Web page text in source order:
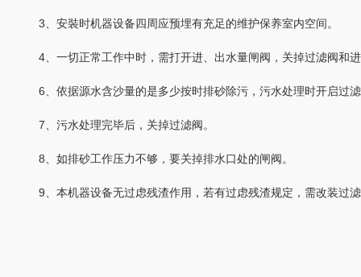
3、安裝时机器设备四周应预埋有充足的维护保养室内空间。
4、一切正常工作中时，需打开进、出水量闸阀，关掉过滤阀和
6、依据源水含沙量的是多少按时排砂除污，污水处理时开启过
7、污水处理完毕后，关掉过滤阀。
8、如排砂工作压力不够，要关掉排水口处的闸阀。
9、本机器设备无过虑残渣作用，若有过虑残渣规定，需改装过